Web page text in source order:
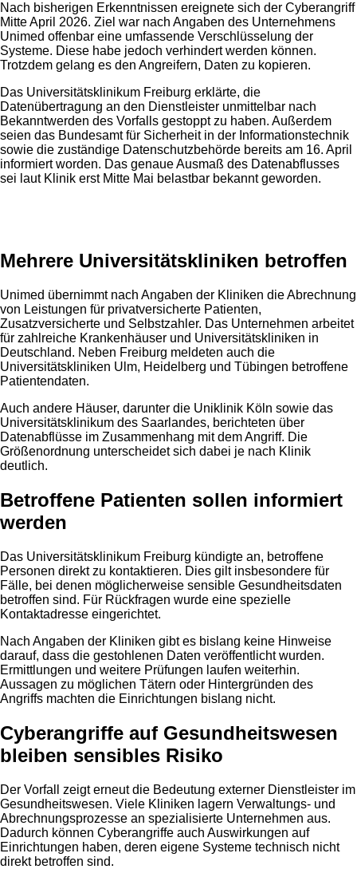
Nach bisherigen Erkenntnissen ereignete sich der Cyberangriff
Mitte April 2026. Ziel war nach Angaben des Unternehmens
Unimed offenbar eine umfassende Verschlüsselung der
Systeme. Diese habe jedoch verhindert werden können.
Trotzdem gelang es den Angreifern, Daten zu kopieren.
Das Universitätsklinikum Freiburg erklärte, die
Datenübertragung an den Dienstleister unmittelbar nach
Bekanntwerden des Vorfalls gestoppt zu haben. Außerdem
seien das Bundesamt für Sicherheit in der Informationstechnik
sowie die zuständige Datenschutzbehörde bereits am 16. April
informiert worden. Das genaue Ausmaß des Datenabflusses
sei laut Klinik erst Mitte Mai belastbar bekannt geworden.
Mehrere Universitätskliniken betroffen
Unimed übernimmt nach Angaben der Kliniken die Abrechnung
von Leistungen für privatversicherte Patienten,
Zusatzversicherte und Selbstzahler. Das Unternehmen arbeitet
für zahlreiche Krankenhäuser und Universitätskliniken in
Deutschland. Neben Freiburg meldeten auch die
Universitätskliniken Ulm, Heidelberg und Tübingen betroffene
Patientendaten.
Auch andere Häuser, darunter die Uniklinik Köln sowie das
Universitätsklinikum des Saarlandes, berichteten über
Datenabflüsse im Zusammenhang mit dem Angriff. Die
Größenordnung unterscheidet sich dabei je nach Klinik
deutlich.
Betroffene Patienten sollen informiert
werden
Das Universitätsklinikum Freiburg kündigte an, betroffene
Personen direkt zu kontaktieren. Dies gilt insbesondere für
Fälle, bei denen möglicherweise sensible Gesundheitsdaten
betroffen sind. Für Rückfragen wurde eine spezielle
Kontaktadresse eingerichtet.
Nach Angaben der Kliniken gibt es bislang keine Hinweise
darauf, dass die gestohlenen Daten veröffentlicht wurden.
Ermittlungen und weitere Prüfungen laufen weiterhin.
Aussagen zu möglichen Tätern oder Hintergründen des
Angriffs machten die Einrichtungen bislang nicht.
Cyberangriffe auf Gesundheitswesen
bleiben sensibles Risiko
Der Vorfall zeigt erneut die Bedeutung externer Dienstleister im
Gesundheitswesen. Viele Kliniken lagern Verwaltungs- und
Abrechnungsprozesse an spezialisierte Unternehmen aus.
Dadurch können Cyberangriffe auch Auswirkungen auf
Einrichtungen haben, deren eigene Systeme technisch nicht
direkt betroffen sind.